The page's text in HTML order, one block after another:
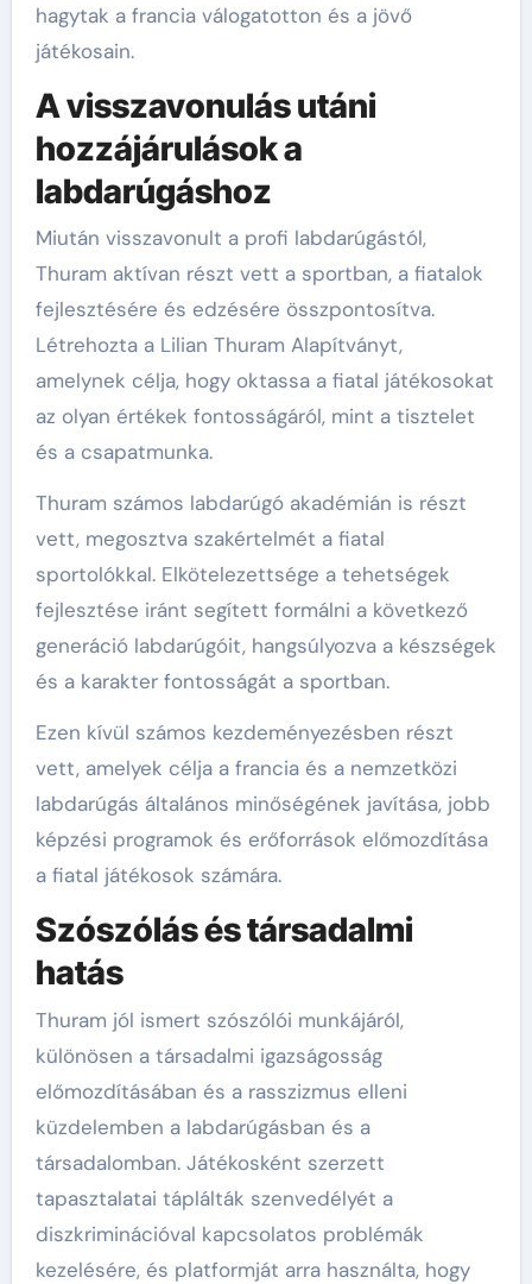
hagytak a francia válogatotton és a jövő
játékosain.
A visszavonulás utáni
hozzájárulások a
labdarúgáshoz
Miután visszavonult a profi labdarúgástól,
Thuram aktívan részt vett a sportban, a fiatalok
fejlesztésére és edzésére összpontosítva.
Létrehozta a Lilian Thuram Alapítványt,
amelynek célja, hogy oktassa a fiatal játékosokat
az olyan értékek fontosságáról, mint a tisztelet
és a csapatmunka.
Thuram számos labdarúgó akadémián is részt
vett, megosztva szakértelmét a fiatal
sportolókkal. Elkötelezettsége a tehetségek
fejlesztése iránt segített formálni a következő
generáció labdarúgóit, hangsúlyozva a készségek
és a karakter fontosságát a sportban.
Ezen kívül számos kezdeményezésben részt
vett, amelyek célja a francia és a nemzetközi
labdarúgás általános minőségének javítása, jobb
képzési programok és erőforrások előmozdítása
a fiatal játékosok számára.
Szószólás és társadalmi
hatás
Thuram jól ismert szószólói munkájáról,
különösen a társadalmi igazságosság
előmozdításában és a rasszizmus elleni
küzdelemben a labdarúgásban és a
társadalomban. Játékosként szerzett
tapasztalatai táplálták szenvedélyét a
diszkriminációval kapcsolatos problémák
kezelésére, és platformját arra használta, hogy